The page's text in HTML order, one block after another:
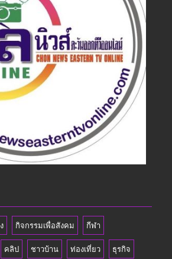
กิจกรรมเพื่อสังคม กีฬา
คลิป ชาวบ้าน ท่องเที่ยว ธุรกิจ